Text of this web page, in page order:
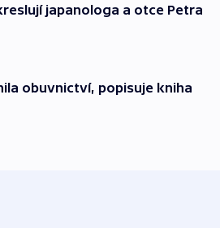
japanologa a otce Petra
obuvnictví, popisuje kniha